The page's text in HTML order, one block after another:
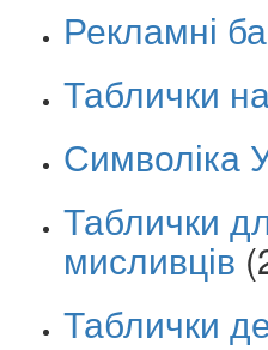
Рекламні
Таблички
Символіка
Таблички
мисливців
Таблички